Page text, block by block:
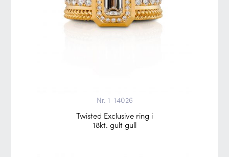
Nr. 1-14026
Twisted Exclusive ring i
18kt. gult gull